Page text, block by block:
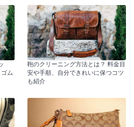
ム
鞄のクリーニング方法とは？ 料金目
安や手順、自分できれいに保つコツ
も紹介